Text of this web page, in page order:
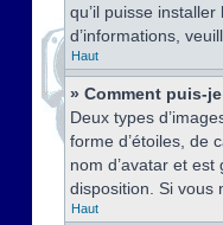
qu’il puisse
d’informations,
Haut
» Comment puis-
Deux types
forme d’étoiles, de
nom d’avatar et
disposition. Si vous
Haut